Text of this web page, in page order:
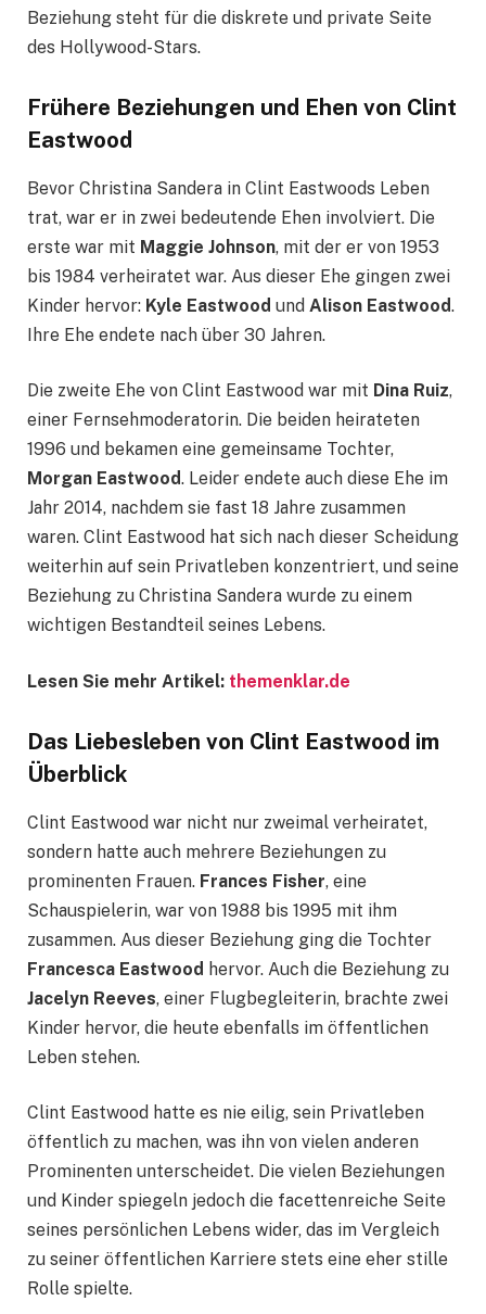
Beziehung steht für die diskrete und private Seite
des Hollywood-Stars.
Frühere Beziehungen und Ehen von Clint
Eastwood
Bevor Christina Sandera in Clint Eastwoods Leben
trat, war er in zwei bedeutende Ehen involviert. Die
erste war mit Maggie Johnson, mit der er von 1953
bis 1984 verheiratet war. Aus dieser Ehe gingen zwei
Kinder hervor: Kyle Eastwood und Alison Eastwood.
Ihre Ehe endete nach über 30 Jahren.
Die zweite Ehe von Clint Eastwood war mit Dina Ruiz,
einer Fernsehmoderatorin. Die beiden heirateten
1996 und bekamen eine gemeinsame Tochter,
Morgan Eastwood. Leider endete auch diese Ehe im
Jahr 2014, nachdem sie fast 18 Jahre zusammen
waren. Clint Eastwood hat sich nach dieser Scheidung
weiterhin auf sein Privatleben konzentriert, und seine
Beziehung zu Christina Sandera wurde zu einem
wichtigen Bestandteil seines Lebens.
Lesen Sie mehr Artikel: themenklar.de
Das Liebesleben von Clint Eastwood im
Überblick
Clint Eastwood war nicht nur zweimal verheiratet,
sondern hatte auch mehrere Beziehungen zu
prominenten Frauen. Frances Fisher, eine
Schauspielerin, war von 1988 bis 1995 mit ihm
zusammen. Aus dieser Beziehung ging die Tochter
Francesca Eastwood hervor. Auch die Beziehung zu
Jacelyn Reeves, einer Flugbegleiterin, brachte zwei
Kinder hervor, die heute ebenfalls im öffentlichen
Leben stehen.
Clint Eastwood hatte es nie eilig, sein Privatleben
öffentlich zu machen, was ihn von vielen anderen
Prominenten unterscheidet. Die vielen Beziehungen
und Kinder spiegeln jedoch die facettenreiche Seite
seines persönlichen Lebens wider, das im Vergleich
zu seiner öffentlichen Karriere stets eine eher stille
Rolle spielte.